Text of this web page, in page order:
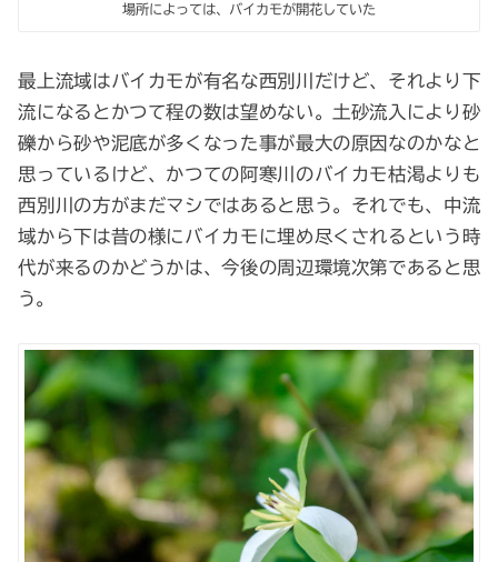
場所によっては、バイカモが開花していた
最上流域はバイカモが有名な西別川だけど、それより下
流になるとかつて程の数は望めない。土砂流入により砂
礫から砂や泥底が多くなった事が最大の原因なのかなと
思っているけど、かつての阿寒川のバイカモ枯渇よりも
西別川の方がまだマシではあると思う。それでも、中流
域から下は昔の様にバイカモに埋め尽くされるという時
代が来るのかどうかは、今後の周辺環境次第であると思
う。